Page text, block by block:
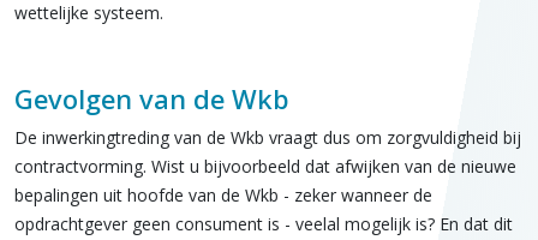
wettelijke systeem.
Gevolgen van de Wkb
De inwerkingtreding van de Wkb vraagt dus om zorgvuldigheid bij
contractvorming. Wist u bijvoorbeeld dat afwijken van de nieuwe
bepalingen uit hoofde van de Wkb - zeker wanneer de
opdrachtgever geen consument is - veelal mogelijk is? En dat dit